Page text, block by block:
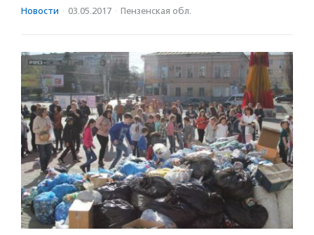
Новости · 03.05.2017 · Пензенская обл.